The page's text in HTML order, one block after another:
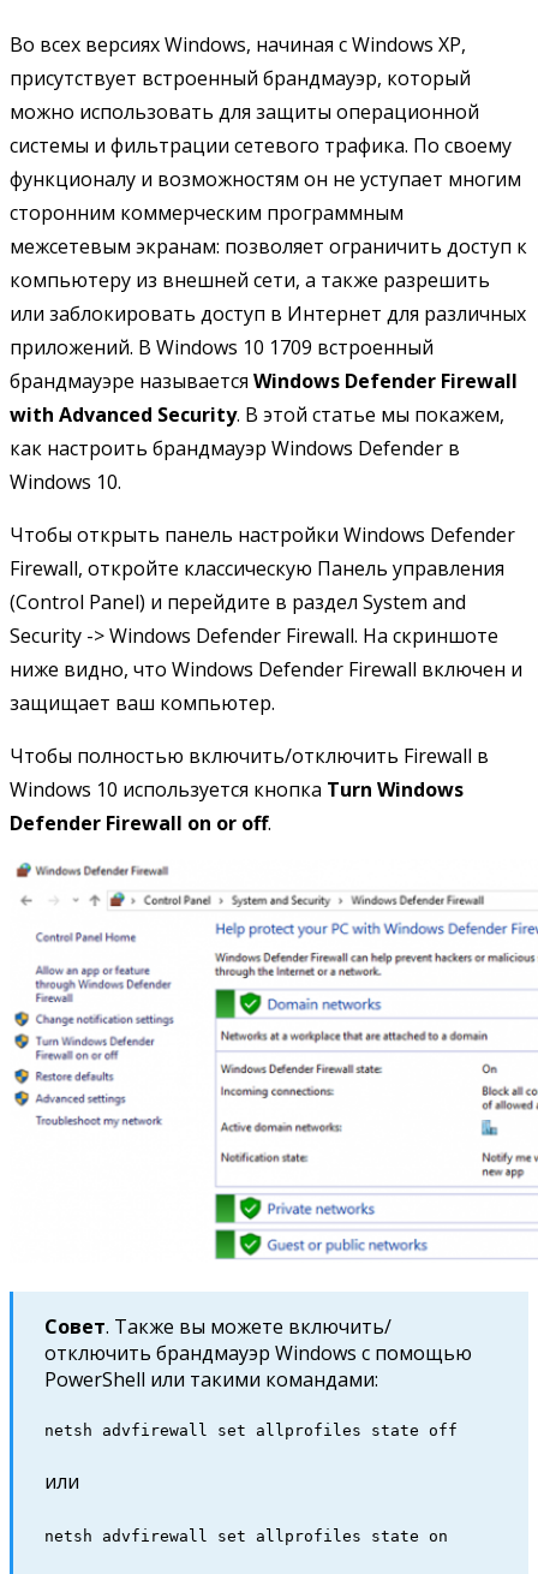
Во всех версиях Windows, начиная с Windows XP,
присутствует встроенный брандмауэр, который
можно использовать для защиты операционной
системы и фильтрации сетевого трафика. По своему
функционалу и возможностям он не уступает многим
сторонним коммерческим программным
межсетевым экранам: позволяет ограничить доступ к
компьютеру из внешней сети, а также разрешить
или заблокировать доступ в Интернет для различных
приложений. В Windows 10 1709 встроенный
брандмауэре называется Windows Defender Firewall
with Advanced Security. В этой статье мы покажем,
как настроить брандмауэр Windows Defender в
Windows 10.
Чтобы открыть панель настройки Windows Defender
Firewall, откройте классическую Панель управления
(Control Panel) и перейдите в раздел System and
Security -> Windows Defender Firewall. На скриншоте
ниже видно, что Windows Defender Firewall включен и
защищает ваш компьютер.
Чтобы полностью включить/отключить Firewall в
Windows 10 используется кнопка Turn Windows
Defender Firewall on or off.
Совет. Также вы можете включить/
отключить брандмауэр Windows с помощью
PowerShell или такими командами:
netsh advfirewall set allprofiles state off
или
netsh advfirewall set allprofiles state on